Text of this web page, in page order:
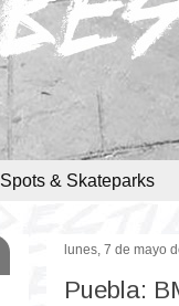
Spots & Skateparks
lunes, 7 de mayo
Puebla: